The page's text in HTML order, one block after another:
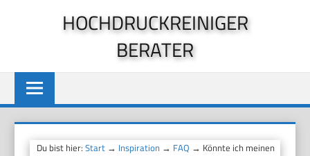
HOCHDRUCKREINIGER
BERATER
Du bist hier:Start → Inspiration → FAQ → Könnte ich meinen